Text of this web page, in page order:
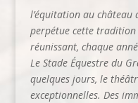
l’équitation au
perpétue cette tradition
réunissant, chaque
Le Stade Équestre du
quelques jours, le
exceptionnelles. Des